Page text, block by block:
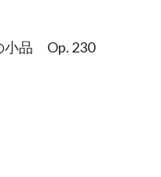
小品 Op. 230